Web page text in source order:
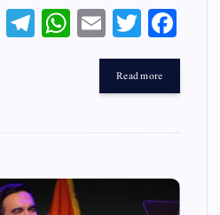
Fa
ce
bo
ok
T
wi
r
E
m
W
ha
Read more